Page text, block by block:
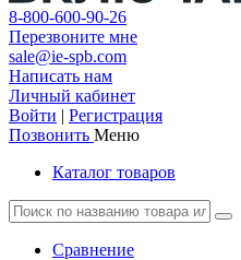
8-800-600-90-26
Перезвоните мне
sale@ie-spb.com
Написать нам
Личный кабинет
Войти | Регистрация
Позвонить Меню
Каталог товаров
Сравнение